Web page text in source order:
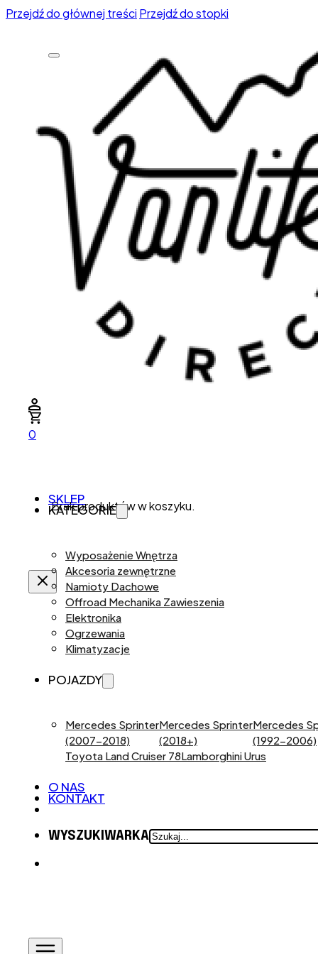
Przejdź do głównej treści Przejdź do stopki
0
Brak produktów w koszyku.
SKLEP
KATEGORIE
Wyposażenie Wnętrza
Akcesoria zewnętrzne
Namioty Dachowe
Offroad Mechanika Zawieszenia
Elektronika
Ogrzewania
Klimatyzacje
POJAZDY
Mercedes Sprinter
(2007-2018)
Mercedes Sprinter
(2018+)
Mercedes
(1992-2006)
Toyota Land Cruiser 78Lamborghini Urus
O NAS
KONTAKT
WYSZUKIWARKASZUKAJ